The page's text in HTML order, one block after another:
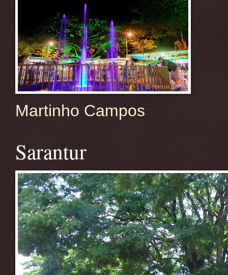
Martinho Campos
Sarantur